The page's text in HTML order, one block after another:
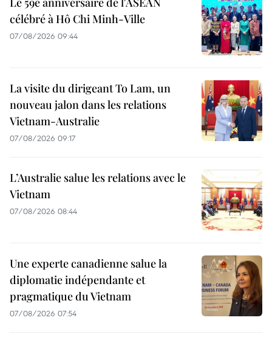
célébré à Hô Chi Minh-Ville
07/08/2026 09:44
La visite du dirigeant To Lam, un
nouveau jalon dans les relations
Vietnam-Australie
07/08/2026 09:17
L’Australie salue les relations avec le
Vietnam
07/08/2026 08:44
Une experte canadienne salue la
diplomatie indépendante et
pragmatique du Vietnam
07/08/2026 07:54